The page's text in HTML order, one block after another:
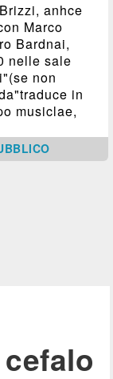
anhce
Marco
Bardnai,
nelle sale
non
in
musiclae,